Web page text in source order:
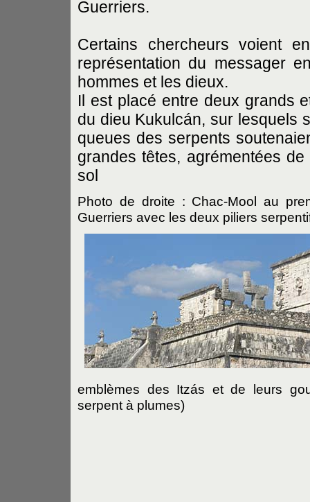
Guerriers.
Certains chercheurs voient
représentation du messager
hommes et les dieux.
Il est placé entre deux grands
du dieu Kukulcán, sur lesquels
queues des serpents
grandes têtes, agrémentées
sol
Photo de droite : Chac-Mool au
Guerriers avec les deux piliers
emblèmes des Itzás et de leurs
serpent à plumes)